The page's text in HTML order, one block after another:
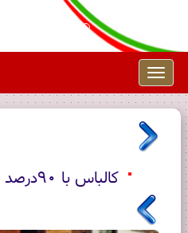
Toggle
navigation
کالباس با 90درصد گوشت قرمز ( ژیگو)